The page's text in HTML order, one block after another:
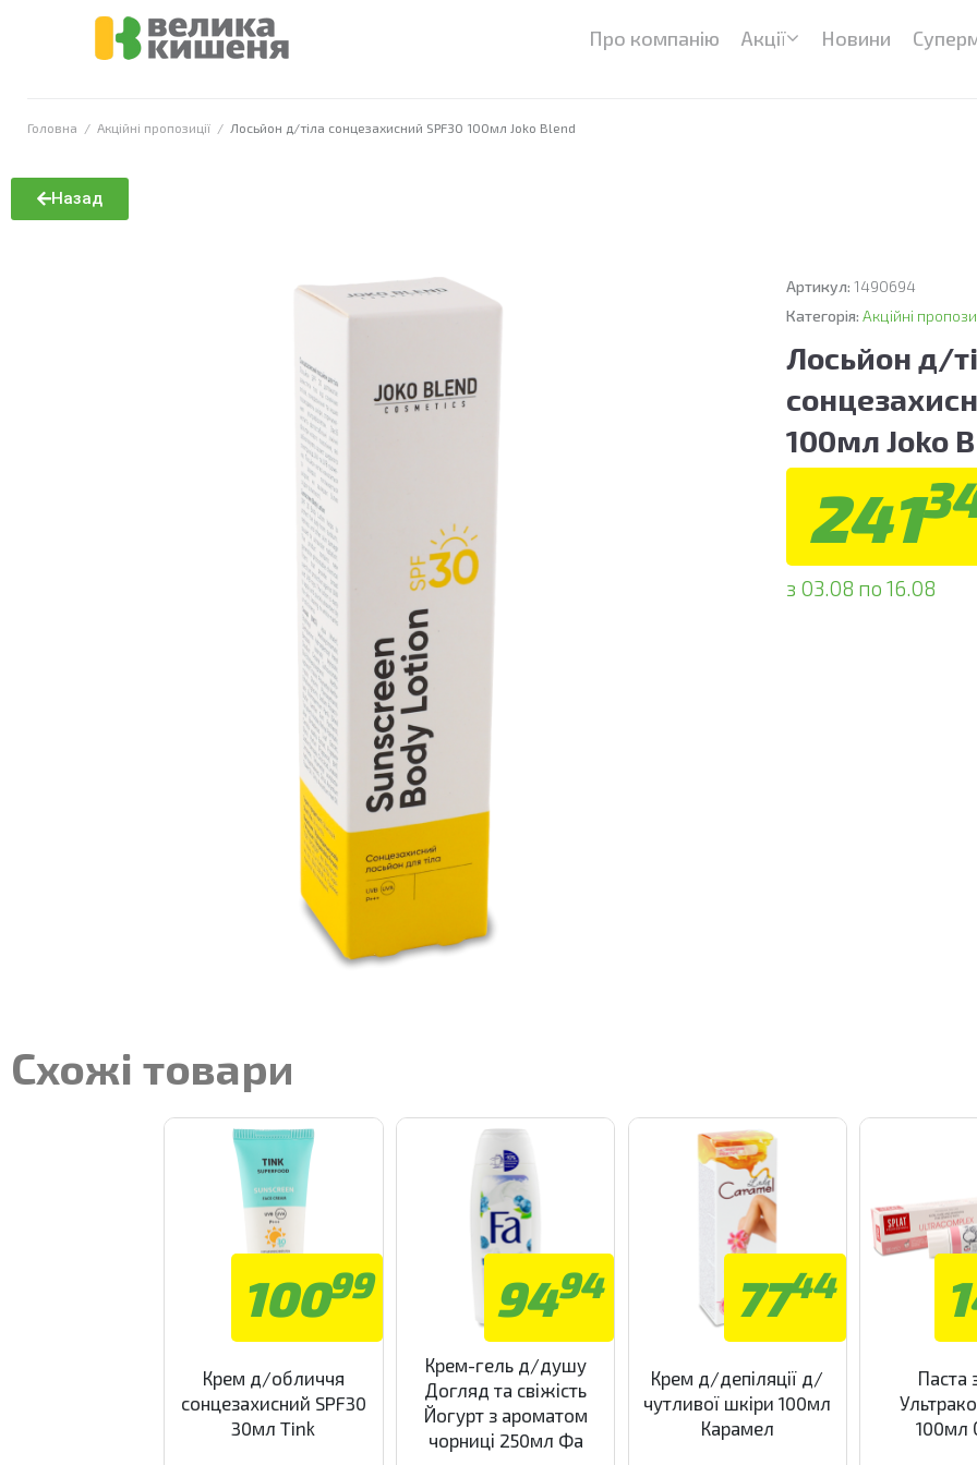
Про компанію Акції Новини
Головна / Акційні пропозиції / Лосьйон д/тіла сонцезахисний SPF30 100мл Joko Blend
Назад
Артикул:1490694
Категорія:Акційні
Лосьйон д/
100мл Joko
241
з 03.08 по 16.08
Схожі товари
10099
Крем д/обличчя
сонцезахисний SPF30
30мл Tink
9494
Крем-гель д/душу
Догляд та свіжість
Йогурт з ароматом
чорниці 250мл Фа
7744
Крем д/депіляції д/
чутливої шкіри 100мл
Карамел
Паста
100мл